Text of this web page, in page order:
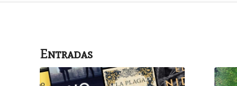
Entradas